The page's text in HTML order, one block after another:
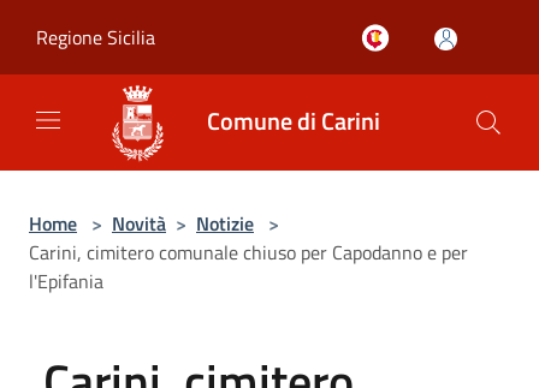
Regione Sicilia
Comune di Carini
Home > Novità > Notizie >
Carini, cimitero comunale chiuso per Capodanno e per
l'Epifania